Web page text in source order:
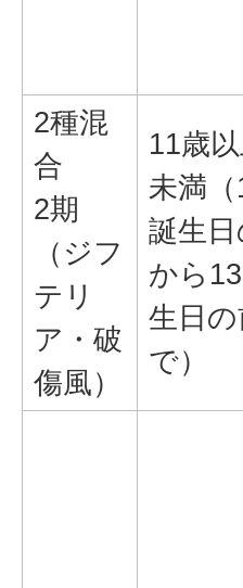
2種混
合
2期
（ジフ
テリ
ア・破
傷風）
11歳
未満
誕生日
から
生日の
で）